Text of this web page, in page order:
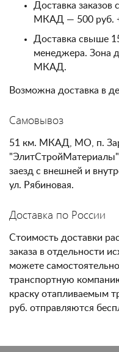
Доставка заказов
МКАД — 500 руб.
Доставка свыше
менеджера. Зона
МКАД.
Возможна доставка в
Самовывоз
51 км. МКАД, МО, п.
заезд с внешней и
ул. Рябиновая.
Доставка по России
Стоимость доставки
заказа в отдельности
можете
транспортную
краску отапливаемым
руб. отправляются